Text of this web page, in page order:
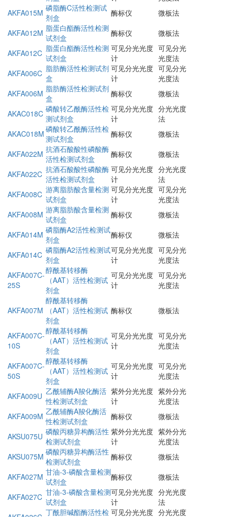
AKFA015M 磷脂酶C活性检测试
剂盒
酶标仪
微板法
AKFA012M 脂蛋白酯酶活性检测
试剂盒
酶标仪
微板法
AKFA012C 脂蛋白酯酶活性检测
试剂盒
可见分光光度
计
可见分光
光度法
AKFA006C 脂肪酶活性检测试剂
盒
可见分光光度
计
可见分光
光度法
AKFA006M 脂肪酶活性检测试剂
盒
酶标仪
微板法
AKAC018C 磷酸转乙酰酶活性检
测试剂盒
可见分光光度
计
分光光度
法
AKAC018M 磷酸转乙酰酶活性检
测试剂盒
酶标仪
微板法
AKFA022M 抗酒石酸酸性磷酸酶
活性检测试剂盒
酶标仪
微板法
AKFA022C 抗酒石酸酸性磷酸酶
活性检测试剂盒
可见分光光度
计
分光光度
法
AKFA008C 游离脂肪酸含量检测
试剂盒
可见分光光度
计
可见分光
光度法
AKFA008M 游离脂肪酸含量检测
试剂盒
酶标仪
微板法
AKFA014M 磷脂酶A2活性检测试
剂盒
酶标仪
微板法
AKFA014C 磷脂酶A2活性检测试
剂盒
可见分光光度
计
可见分光
光度法
AKFA007C-
25S
醇酰基转移酶
（AAT）活性检测试
剂盒
可见分光光度
计
可见分光
光度法
AKFA007M
醇酰基转移酶
（AAT）活性检测试
剂盒
酶标仪 微板法
AKFA007C-
10S
醇酰基转移酶
（AAT）活性检测试
剂盒
可见分光光度
计
可见分光
光度法
AKFA007C-
50S
醇酰基转移酶
（AAT）活性检测试
剂盒
可见分光光度
计
可见分光
光度法
AKFA009U 乙酰辅酶A羧化酶活
性检测试剂盒
紫外分光光度
计
紫外分光
光度法
AKFA009M 乙酰辅酶A羧化酶活
性检测试剂盒
酶标仪
微板法
AKSU075U 磷酸丙糖异构酶活性
检测试剂盒
紫外分光光度
计
紫外分光
光度法
AKSU075M 磷酸丙糖异构酶活性
检测试剂盒
酶标仪
微板法
AKFA027M 甘油-3-磷酸含量检测
试剂盒
酶标仪
微板法
AKFA027C 甘油-3-磷酸含量检测
试剂盒
可见分光光度
计
分光光度
法
丁酰胆碱酯酶活性检 可见分光光度 分光光度